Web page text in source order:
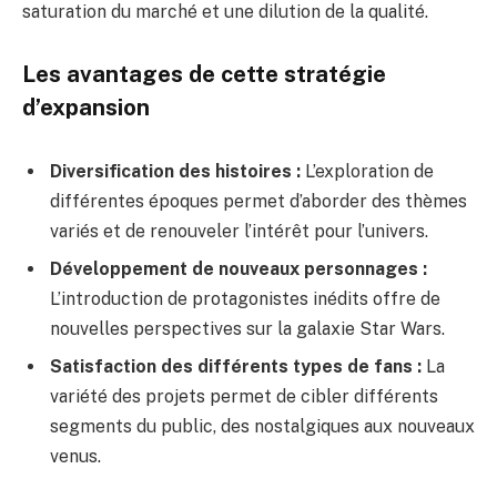
saturation du marché et une dilution de la qualité.
Les avantages de cette stratégie
d’expansion
Diversification des histoires : L’exploration de
différentes époques permet d’aborder des thèmes
variés et de renouveler l’intérêt pour l’univers.
Développement de nouveaux personnages :
L’introduction de protagonistes inédits offre de
nouvelles perspectives sur la galaxie Star Wars.
Satisfaction des différents types de fans : La
variété des projets permet de cibler différents
segments du public, des nostalgiques aux nouveaux
venus.